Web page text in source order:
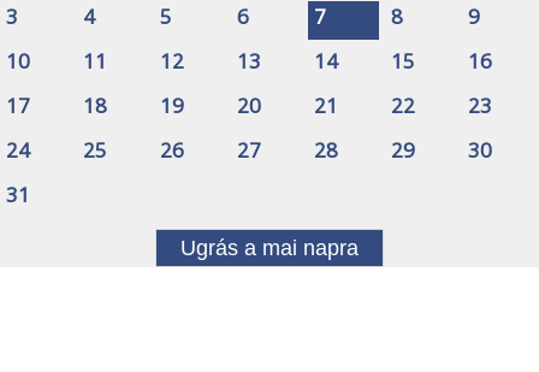
3
4 5 6 7 8
9
10
11 12 13 14 15
16
17
18 19 20 21 22
23
24
25 26 27 28 29
30
31
Ugrás a mai napra